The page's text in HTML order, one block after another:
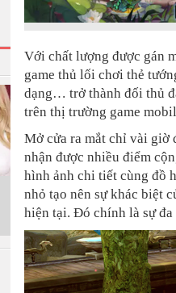
Với chất lượng được gán
game thủ lối chơi thẻ
dạng… trở thành đối thủ
trên thị trường game
Mở cửa ra mắt chỉ vài giờ
nhận được nhiều điểm
hình ảnh chi tiết cùng đồ
nhỏ tạo nên sự khác biệt
hiện tại. Đó chính là sự đa